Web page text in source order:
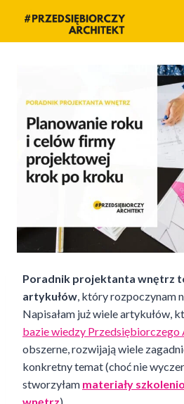
treści
Poradnik projektanta wnętrz
artykułów , który rozpoczynam
Napisałam już wiele artykułów,
bazie wiedzy
obszerne, rozwijają wiele
konkretny temat (choć nie
stworzyłam materiały
wnętrz).